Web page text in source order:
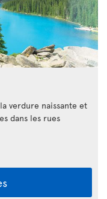
verdure naissante et
dans les rues